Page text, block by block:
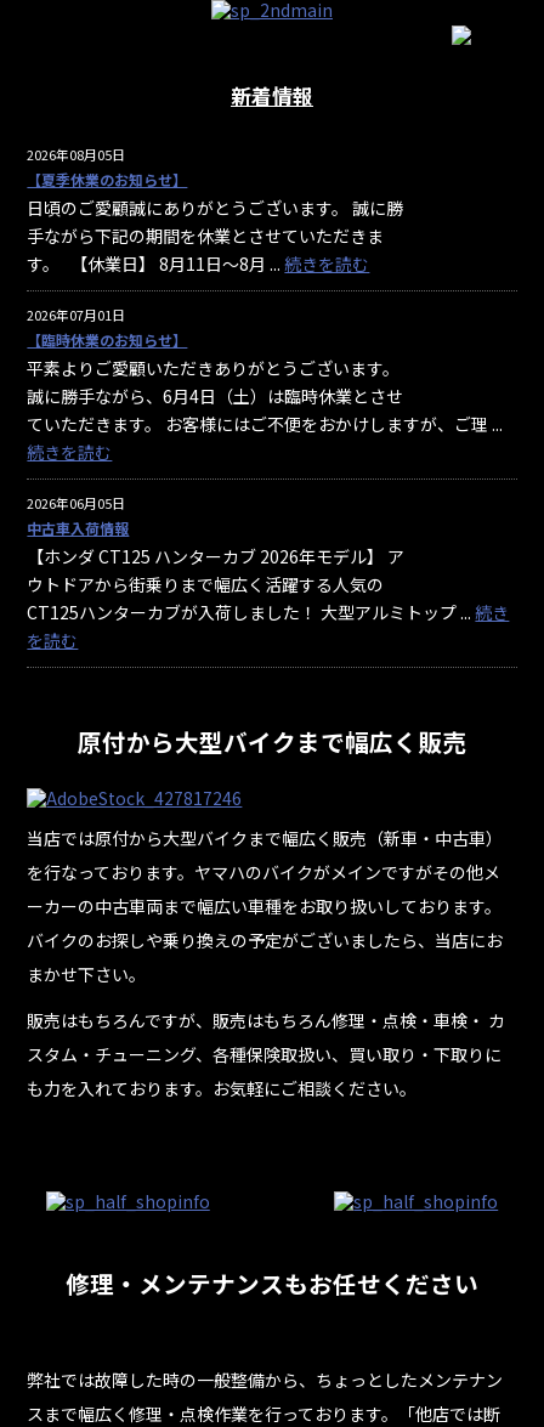
新着情報
2026年08月05日
【夏季休業のお知らせ】
日頃のご愛顧誠にありがとうございます。 誠に勝
手ながら下記の期間を休業とさせていただきま
す。 【休業日】 8月11日～8月 ...続きを読む
2026年07月01日
【臨時休業のお知らせ】
平素よりご愛顧いただきありがとうございます。
誠に勝手ながら、6月4日（土）は臨時休業とさせ
ていただきます。 お客様にはご不便をおかけしますが、ご理 ...
続きを読む
2026年06月05日
中古車入荷情報
【ホンダ CT125 ハンターカブ 2026年モデル】 ア
ウトドアから街乗りまで幅広く活躍する人気の
CT125ハンターカブが入荷しました！ 大型アルミトップ ...続き
を読む
原付から大型バイクまで幅広く販売
当店では原付から大型バイクまで幅広く販売（新車・中古車）
を行なっております。ヤマハのバイクがメインですがその他メ
ーカーの中古車両まで幅広い車種をお取り扱いしております。
バイクのお探しや乗り換えの予定がございましたら、当店にお
まかせ下さい。
販売はもちろんですが、販売はもちろん修理・点検・車検・ カ
スタム・チューニング、各種保険取扱い、買い取り・下取りに
も力を入れております。お気軽にご相談ください。
修理・メンテナンスもお任せください
弊社では故障した時の一般整備から、ちょっとしたメンテナン
スまで幅広く修理・点検作業を行っております。「他店では断